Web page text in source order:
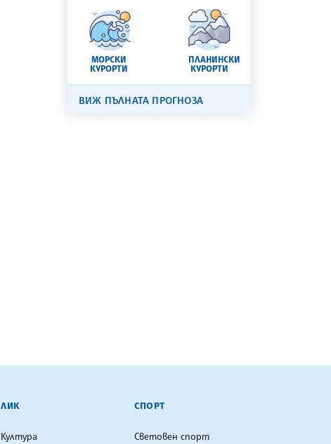
МОРСКИ
КУРОРТИ
ПЛАНИНСКИ
КУРОРТИ
ВИЖ ПЪЛНАТА ПРОГНОЗА
ЛИК
Култура
СПОРТ
Световен спорт